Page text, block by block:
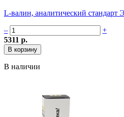
L-валин, аналитический
–
+
5311 р.
В наличии